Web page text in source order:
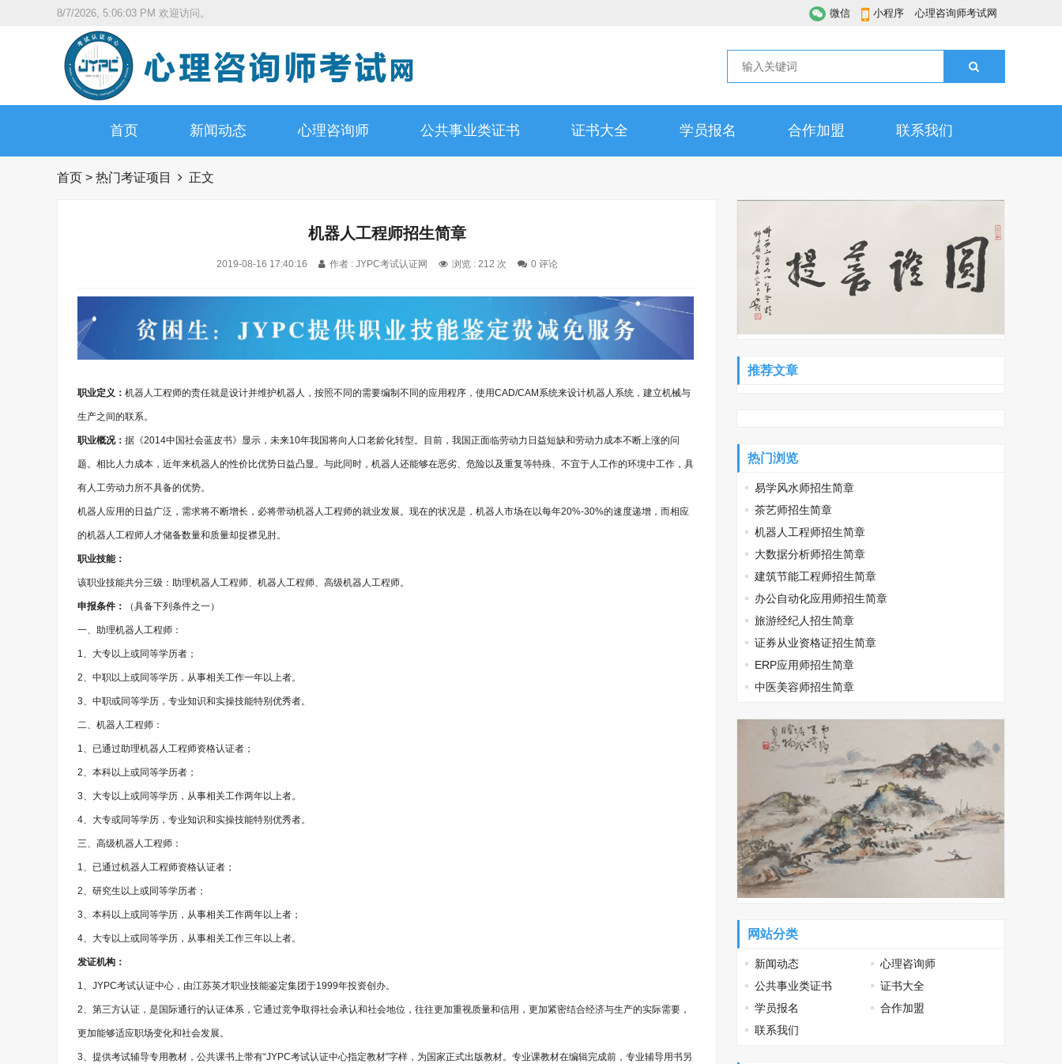
8/7/2026, 5:06:04 PM 欢迎访问。 微信 小程序 心理咨询师考试网
首页 新闻动态 心理咨询师 公共事业类证书 证书大全 学员报名 合作加盟 联系我们
首页 > 热门考证项目 正文
机器人工程师招生简章
2019-08-16 17:40:16 作者 : JYPC考试认证网 浏览 : 212 次 0 评论
职业定义： 机器人工程师的责任就是设计并维护机器人，按照不同的需要编制不同的应用程序，使用CAD/CAM系统来设计机器人系统，建立机械与
生产之间的联系。
职业概况： 据《2014中国社会蓝皮书》显示，未来10年我国将向人口老龄化转型。目前，我国正面临劳动力日益短缺和劳动力成本不断上涨的问
题。相比人力成本，近年来机器人的性价比优势日益凸显。与此同时，机器人还能够在恶劣、危险以及重复等特殊、不宜于人工作的环境中工作，具
有人工劳动力所不具备的优势。
机器人应用的日益广泛，需求将不断增长，必将带动机器人工程师的就业发展。现在的状况是，机器人市场在以每年20%-30%的速度递增，而相应
的机器人工程师人才储备数量和质量却捉襟见肘。
职业技能：
该职业技能共分三级：助理机器人工程师、机器人工程师、高级机器人工程师。
申报条件： （具备下列条件之一）
一、助理机器人工程师：
1、大专以上或同等学历者；
2、中职以上或同等学历，从事相关工作一年以上者。
3、中职或同等学历，专业知识和实操技能特别优秀者。
二、机器人工程师：
1、已通过助理机器人工程师资格认证者；
2、本科以上或同等学历者；
3、大专以上或同等学历，从事相关工作两年以上者。
4、大专或同等学历，专业知识和实操技能特别优秀者。
三、高级机器人工程师：
1、已通过机器人工程师资格认证者；
2、研究生以上或同等学历者；
3、本科以上或同等学历，从事相关工作两年以上者；
4、大专以上或同等学历，从事相关工作三年以上者。
发证机构：
1、JYPC考试认证中心，由江苏英才职业技能鉴定集团于1999年投资创办。
2、第三方认证，是国际通行的认证体系，它通过竞争取得社会承认和社会地位，往往更加重视质量和信用，更加紧密结合经济与生产的实际需要，
更加能够适应职场变化和社会发展。
3、提供考试辅导专用教材，公共课书上带有“JYPC考试认证中心指定教材”字样，为国家正式出版教材。专业课教材在编辑完成前，专业辅导用书另
推荐文章
热门浏览
易学风水师招生简章
茶艺师招生简章
机器人工程师招生简章
大数据分析师招生简章
建筑节能工程师招生简章
办公自动化应用师招生简章
旅游经纪人招生简章
证券从业资格证招生简章
ERP应用师招生简章
中医美容师招生简章
网站分类
新闻动态
心理咨询师
公共事业类证书
证书大全
学员报名
合作加盟
联系我们